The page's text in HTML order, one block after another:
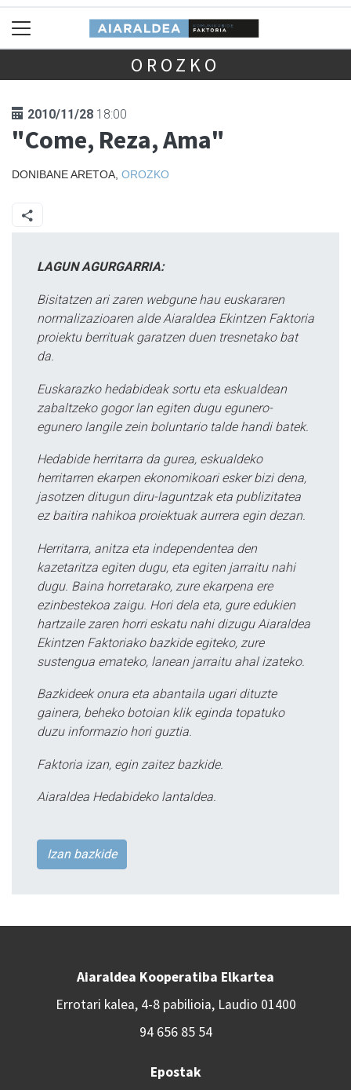
OROZKO
2010/11/28 18:00
"Come, Reza, Ama"
DONIBANE ARETOA, OROZKO
LAGUN AGURGARRIA:
Bisitatzen ari zaren webgune hau euskararen
normalizazioaren alde Aiaraldea Ekintzen Faktoria
proiektu berrituak garatzen duen tresnetako bat
da.
Euskarazko hedabideak sortu eta eskualdean
zabaltzeko gogor lan egiten dugu egunero-
egunero langile zein boluntario talde handi batek.
Hedabide herritarra da gurea, eskualdeko
herritarren ekarpen ekonomikoari esker bizi dena,
jasotzen ditugun diru-laguntzak eta publizitatea
ez baitira nahikoa proiektuak aurrera egin dezan.
Herritarra, anitza eta independentea den
kazetaritza egiten dugu, eta egiten jarraitu nahi
dugu. Baina horretarako, zure ekarpena ere
ezinbestekoa zaigu. Hori dela eta, gure edukien
hartzaile zaren horri eskatu nahi dizugu Aiaraldea
Ekintzen Faktoriako bazkide egiteko, zure
sustengua emateko, lanean jarraitu ahal izateko.
Bazkideek onura eta abantaila ugari dituzte
gainera, beheko botoian klik eginda topatuko
duzu informazio hori guztia.
Faktoria izan, egin zaitez bazkide.
Aiaraldea Hedabideko lantaldea.
Izan bazkide
Aiaraldea Kooperatiba Elkartea
Errotari kalea, 4-8 pabilioia, Laudio 01400
94 656 85 54
Epostak